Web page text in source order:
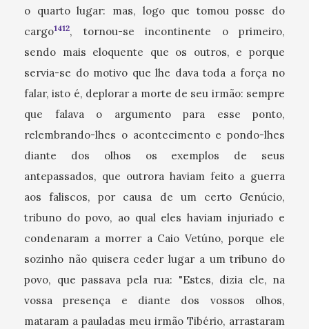
o quarto lugar: mas, logo que tomou posse do
cargo1412, tornou-se incontinente o primeiro,
sendo mais eloquente que os outros, e porque
servia-se do motivo que lhe dava toda a força no
falar, isto é, deplorar a morte de seu irmão: sempre
que falava o argumento para esse ponto,
relembrando-lhes o acontecimento e pondo-lhes
diante dos olhos os exemplos de seus
antepassados, que outrora haviam feito a guerra
aos faliscos, por causa de um certo Genúcio,
tribuno do povo, ao qual eles haviam injuriado e
condenaram a morrer a Caio Vetúno, porque ele
sozinho não quisera ceder lugar a um tribuno do
povo, que passava pela rua: "Estes, dizia ele, na
vossa presença e diante dos vossos olhos,
mataram a pauladas meu irmão Tibério, arrastaram